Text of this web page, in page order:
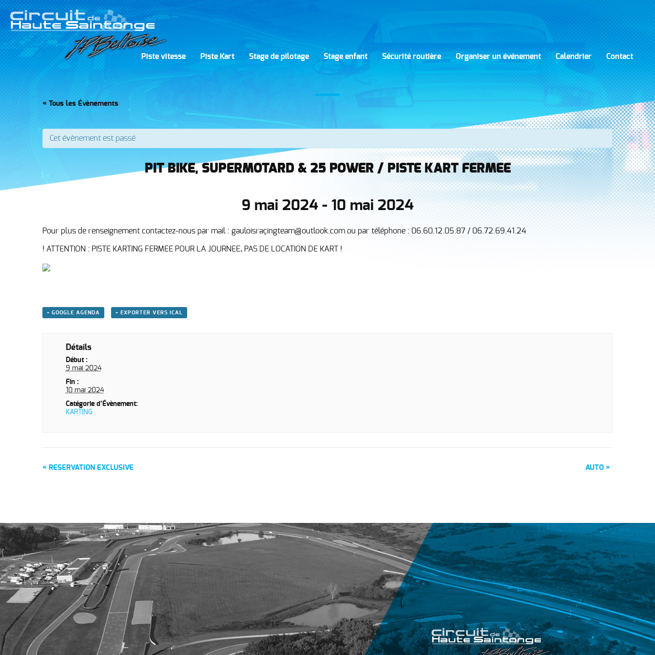
Piste vitesse Piste Kart Stage de pilotage Stage enfant Sécurité routière Organiser un événement Calendrier Contact
« Tous les Évènements
Cet évènement est passé
PIT BIKE, SUPERMOTARD & 25 POWER / PISTE KART FERMEE
9 mai 2024- 10 mai 2024
Pour plus de renseignement contactez-nous par mail : gauloisraçingteam@outlook.com ou par téléphone : 06.60.12.05.87 / 06.72.69.41.24
! ATTENTION : PISTE KARTING FERMEE POUR LA JOURNEE, PAS DE LOCATION DE KART !
+ GOOGLE AGENDA + EXPORTER VERS ICAL
Détails
Début :
9 mai 2024
Fin :
10 mai 2024
Catégorie d’Évènement:
KARTING
Navigation
« RESERVATION EXCLUSIVE AUTO »